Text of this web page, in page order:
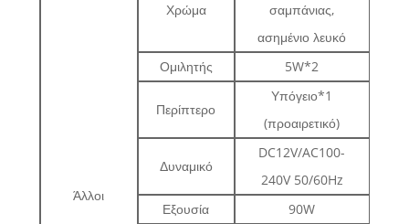
Άλλοι
Χρώμα
σαμπάνιας,
ασημένιο λευκό
Ομιλητής
5W*2
Περίπτερο
Υπόγειο*1
(προαιρετικό)
Δυναμικό
DC12V/AC100-
240V 50/60Hz
Εξουσία
90W